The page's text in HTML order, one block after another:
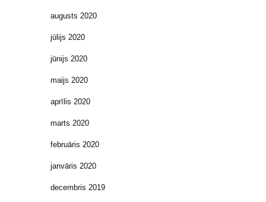
augusts 2020
jūlijs 2020
jūnijs 2020
maijs 2020
aprīlis 2020
marts 2020
februāris 2020
janvāris 2020
decembris 2019